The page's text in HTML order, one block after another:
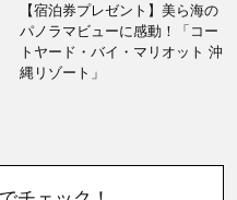
【宿泊券プレゼント】美ら海の
パノラマビューに感動！「コー
トヤード・バイ・マリオット 沖
縄リゾート」